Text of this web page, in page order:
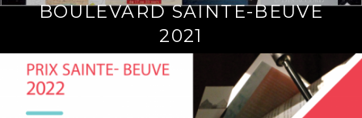
BOULEVARD SAINTE-BEUVE
2021